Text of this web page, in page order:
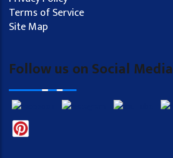
Terms of Service
Site Map
Follow us on Social Media